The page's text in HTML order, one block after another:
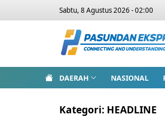
Sabtu, 8 Agustus 2026 - 02:00
DAERAH NASIONAL
Kategori: HEADLINE